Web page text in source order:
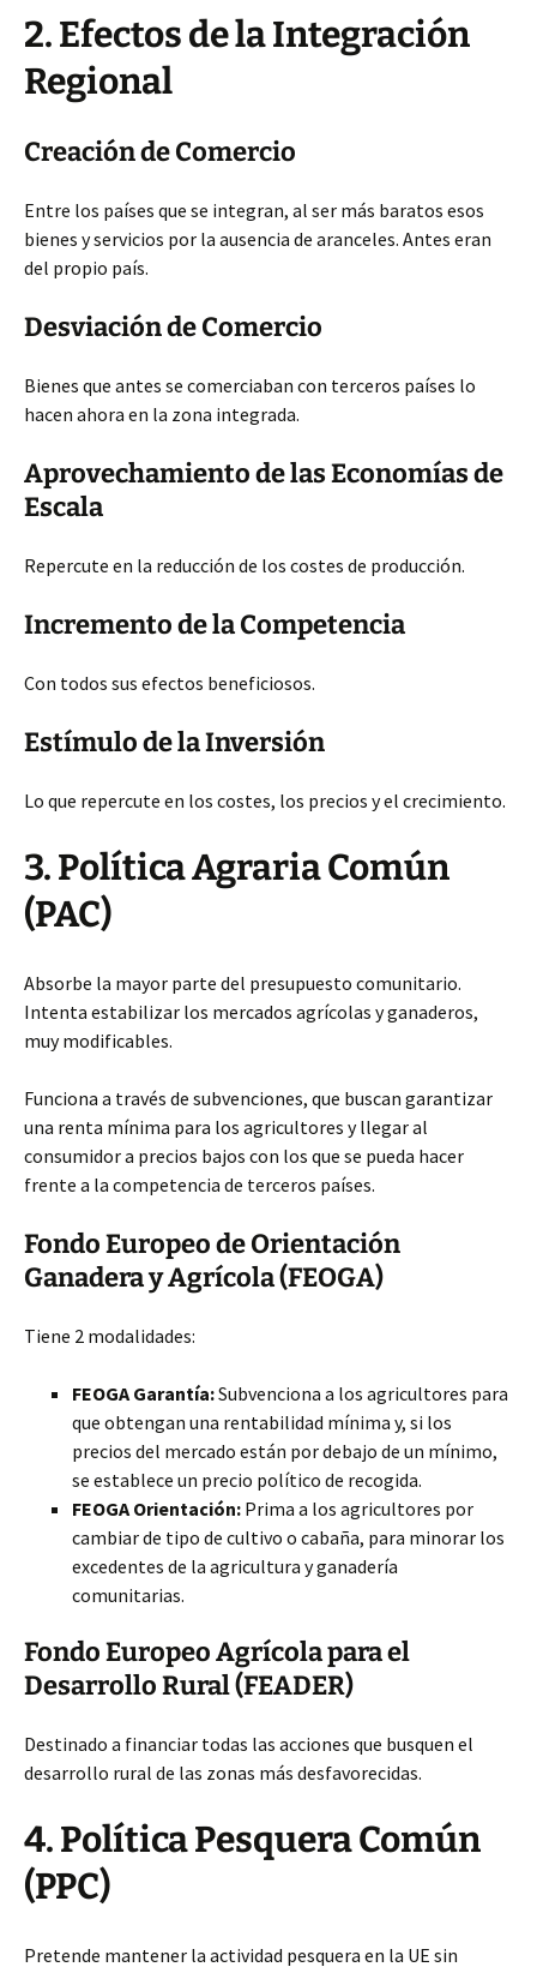
2. Efectos de la Integración
Regional
Creación de Comercio
Entre los países que se integran, al ser más baratos esos
bienes y servicios por la ausencia de aranceles. Antes eran
del propio país.
Desviación de Comercio
Bienes que antes se comerciaban con terceros países lo
hacen ahora en la zona integrada.
Aprovechamiento de las Economías de
Escala
Repercute en la reducción de los costes de producción.
Incremento de la Competencia
Con todos sus efectos beneficiosos.
Estímulo de la Inversión
Lo que repercute en los costes, los precios y el crecimiento.
3. Política Agraria Común
(PAC)
Absorbe la mayor parte del presupuesto comunitario.
Intenta estabilizar los mercados agrícolas y ganaderos,
muy modificables.
Funciona a través de subvenciones, que buscan garantizar
una renta mínima para los agricultores y llegar al
consumidor a precios bajos con los que se pueda hacer
frente a la competencia de terceros países.
Fondo Europeo de Orientación
Ganadera y Agrícola (FEOGA)
Tiene 2 modalidades:
FEOGA Garantía:Subvenciona a los agricultores para
que obtengan una rentabilidad mínima y, si los
precios del mercado están por debajo de un mínimo,
se establece un precio político de recogida.
FEOGA Orientación: Prima a los agricultores por
cambiar de tipo de cultivo o cabaña, para minorar los
excedentes de la agricultura y ganadería
comunitarias.
Fondo Europeo Agrícola para el
Desarrollo Rural (FEADER)
Destinado a financiar todas las acciones que busquen el
desarrollo rural de las zonas más desfavorecidas.
4. Política Pesquera Común
(PPC)
Pretende mantener la actividad pesquera en la UE sin